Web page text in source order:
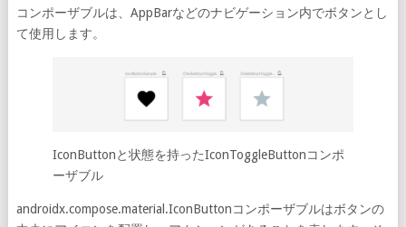
コンポーザブルは、AppBarなどのナビゲーション内でボタンとし
て使用します。
IconButtonと状態を持ったIconToggleButtonコンポ
ーザブル
androidx.compose.material.IconButtonコンポーザブルはボタンの